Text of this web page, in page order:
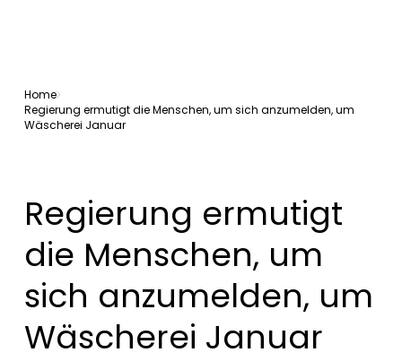
Home
Regierung ermutigt die Menschen, um sich anzumelden, um
Wäscherei Januar
Regierung ermutigt
die Menschen, um
sich anzumelden, um
Wäscherei Januar